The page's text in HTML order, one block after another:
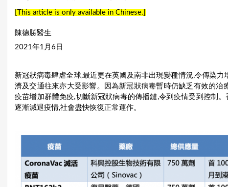
[This article is only available in Chinese.]
陳德勝醫生
2021年1月6日
新冠狀病毒肆虐全球,最近更在英國及南非出現變種情況,令傳染
濟及交通往來亦大受影響。因為新冠狀病毒暫時仍缺乏有效的
疫苗增加群體免疫,切斷新冠狀病毒的傳播鏈,令到疫情受到控制
逐漸減退疫情,社會盡快恢復正常運作。